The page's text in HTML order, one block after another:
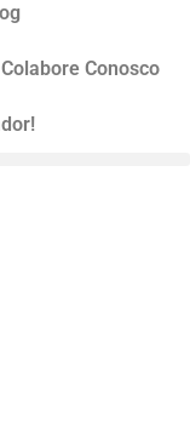
Colabore Conosco